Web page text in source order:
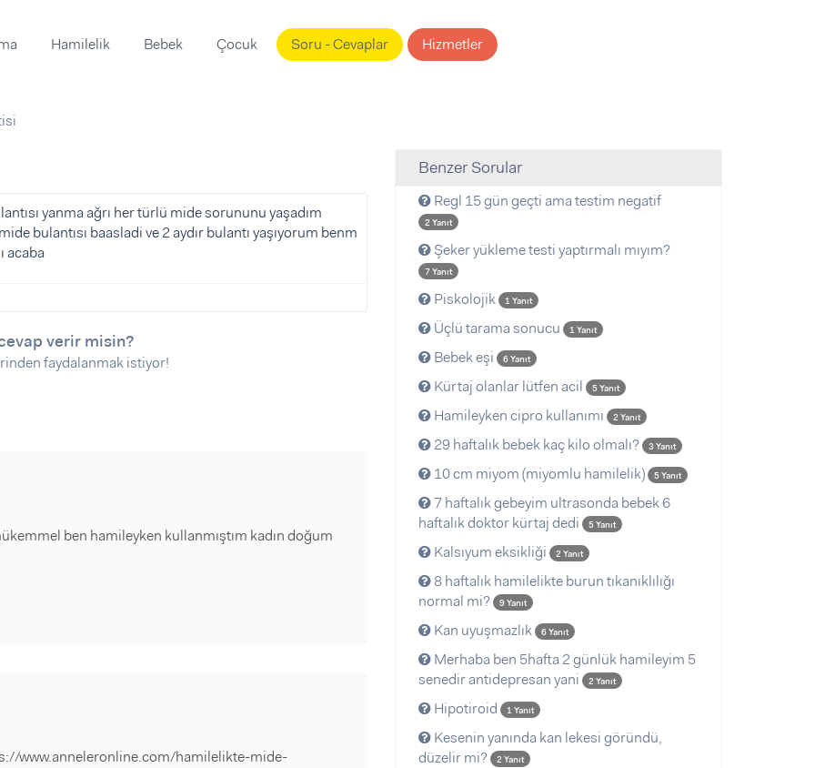
Hamilelik Bebek Çocuk Soru - Cevaplar Hizmetler
yanma ağrı her türlü mide sorununu yaşadım
bulantısı baasladi ve 2 aydır bulantı yaşıyorum benm
acaba
verir misin?
faydalanmak istiyor!
ben hamileyken kullanmıştım kadın doğum
www.anneleronline.com/hamilelikte-mide-
Benzer Sorular
Regl 15 gün geçti ama testim negatif
2 Yanıt
Şeker yükleme testi yaptırmalı mıyım?
7 Yanıt
Piskolojik 1 Yanıt
Üçlü tarama sonucu 1 Yanıt
Bebek eşi 6 Yanıt
Kürtaj olanlar lütfen acil 5 Yanıt
Hamileyken cipro kullanımı 2 Yanıt
29 haftalık bebek kaç kilo olmalı? 3 Yanıt
10 cm miyom (miyomlu hamilelik) 5 Yanıt
7 haftalık gebeyim ultrasonda bebek 6
haftalık doktor kürtaj dedi
5 Yanıt
Kalsıyum eksikliği 2 Yanıt
8 haftalık hamilelikte burun tıkanıklılığı
normal mi?
9 Yanıt
Kan uyuşmazlık 6 Yanıt
Merhaba ben 5hafta 2 günlük hamileyim 5
senedir antidepresan yani
2 Yanıt
Hipotiroid 1 Yanıt
Kesenin yanında kan lekesi göründü,
düzelir mi?
2 Yanıt